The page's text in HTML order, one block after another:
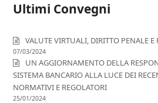
Ultimi Convegni
VALUTE VIRTUALI, DIRITTO PENALE E
07/03/2024
UN AGGIORNAMENTO DELLA
SISTEMA BANCARIO ALLA LUCE DEI
NORMATIVI E REGOLATORI
25/01/2024